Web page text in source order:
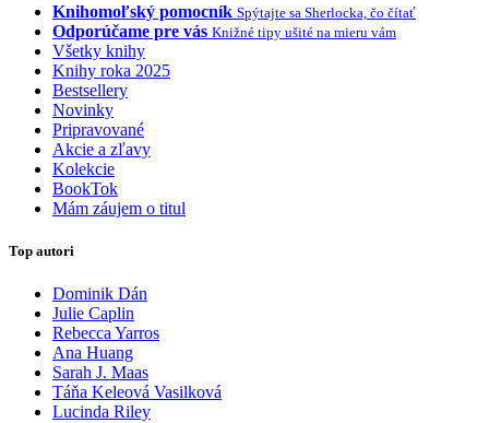
Knihomoľský pomocník Spýtajte sa Sherlocka, čo čítať
Odporúčame pre vás Knižné tipy ušité na mieru vám
Všetky knihy
Knihy roka 2025
Bestsellery
Novinky
Pripravované
Akcie a zľavy
Kolekcie
BookTok
Mám záujem o titul
Top autori
Dominik Dán
Julie Caplin
Rebecca Yarros
Ana Huang
Sarah J. Maas
Táňa Keleová Vasilková
Lucinda Riley